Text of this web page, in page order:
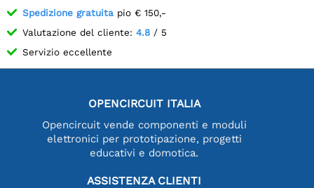
Spedizione gratuita pio € 150,-
Valutazione del cliente: 4.8 / 5
Servizio eccellente
OPENCIRCUIT ITALIA
Opencircuit vende componenti e moduli
elettronici per prototipazione, progetti
educativi e domotica.
ASSISTENZA CLIENTI